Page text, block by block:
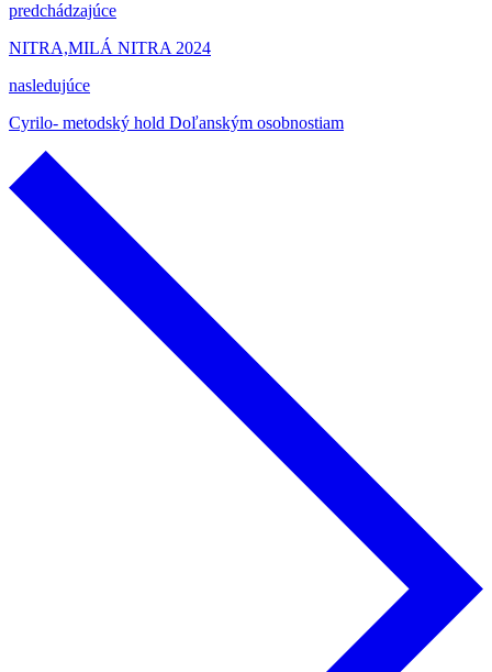
predchádzajúce
NITRA,MILÁ NITRA 2024
nasledujúce
Cyrilo- metodský hold Doľanským osobnostiam